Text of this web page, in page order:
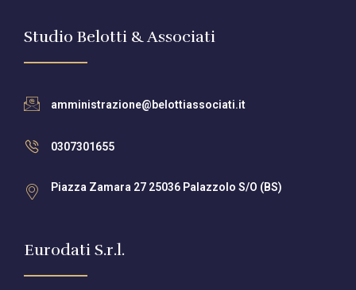
Studio Belotti & Associati
amministrazione@belottiassociati.it
0307301655
Piazza Zamara 27 25036 Palazzolo S/O (BS)
Eurodati S.r.l.